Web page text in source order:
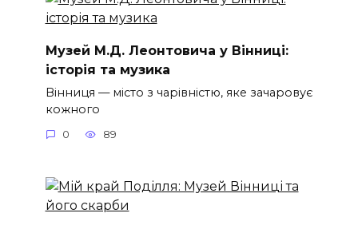
Музей М.Д. Леонтовича у Вінниці:
історія та музика
Вінниця — місто з чарівністю, яке зачаровує
кожного
0 89